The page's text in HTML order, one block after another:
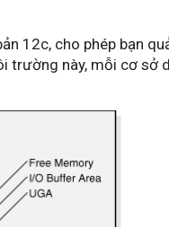
12c, cho phép bạn
trường này, mỗi cơ sở